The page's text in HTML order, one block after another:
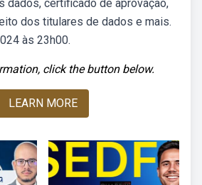
dados, certificado de aprovação,
dos titulares de dados e mais.
às 23h00.
click the button below.
LEARN MORE